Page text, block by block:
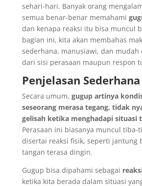
sehari-hari. Banyak orang
semua benar-benar memahami
dan kenapa reaksi itu bisa muncul
bagian ini, kita akan membahas
sederhana, manusiawi, dan
dari sisi perasaan maupun respon
Penjelasan Sederhana
Secara umum, gugup artinya
seseorang merasa tegang, tidak
gelisah ketika menghadapi situasi
Perasaan ini biasanya muncul tiba-
disertai reaksi fisik, seperti jantung
tangan terasa dingin.
Gugup bisa dipahami sebagai
ketika kita berada dalam situasi